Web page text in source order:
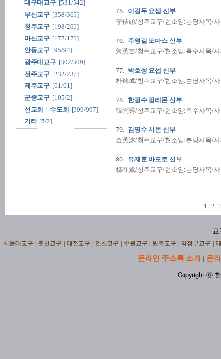
대구대교구 [531/542]
부산교구 [358/365]
청주교구 [198/206]
마산교구 [177/179]
안동교구 [95/94]
광주대교구 [302/309]
전주교구 [232/237]
제주교구 [61/61]
군종교구 [105/2]
선교회ㆍ수도회 [999/997]
기타 [5/2]
75. 이길두 요셉 신부
李佶頭/청주교구/현소임:본당사목/
76. 주영길 토마스 신부
朱英吉/청주교구/현소임:특수사목/
77. 박호성 요셉 신부
朴鎬成/청주교구/현소임:본당사목/
78. 한필수 필레몬 신부
韓弼秀/청주교구/현소임:특수사목/
79. 김영수 시몬 신부
金英洙/청주교구/현소임:본당사목/
80. 유재훈 바오로 신부
柳在薰/청주교구/현소임:본당사목/
1 2
교
서울대교구 춘천교구 대전교구 인천교구 수원교구 원주교구 의정부교구
온라인 주소록 소개 | 온
Copyright ⓒ